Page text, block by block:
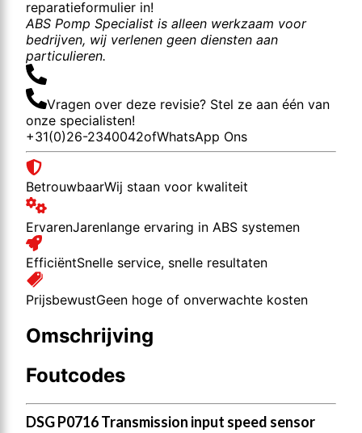
reparatieformulier in!
ABS Pomp Specialist is alleen werkzaam voor
bedrijven, wij verlenen geen diensten aan
particulieren.
Vragen over deze revisie? Stel ze aan één van
onze specialisten!
+31(0)26-2340042ofWhatsApp Ons
BetrouwbaarWij staan voor kwaliteit
ErvarenJarenlange ervaring in ABS systemen
EfficiëntSnelle service, snelle resultaten
PrijsbewustGeen hoge of onverwachte kosten
Omschrijving
Foutcodes
DSG P0716 Transmission input speed sensor